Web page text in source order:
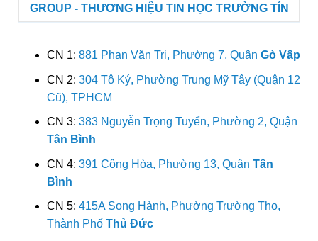
GROUP - THƯƠNG HIỆU TIN HỌC TRƯỜNG TÍN
CN 1: 881 Phan Văn Trị, Phường 7, Quận Gò Vấp
CN 2: 304 Tô Ký, Phường Trung Mỹ Tây (Quận 12
Cũ), TPHCM
CN 3: 383 Nguyễn Trọng Tuyển, Phường 2, Quận
Tân Bình
CN 4: 391 Cộng Hòa, Phường 13, Quận Tân
Bình
CN 5: 415A Song Hành, Phường Trường Thọ,
Thành Phố Thủ Đức